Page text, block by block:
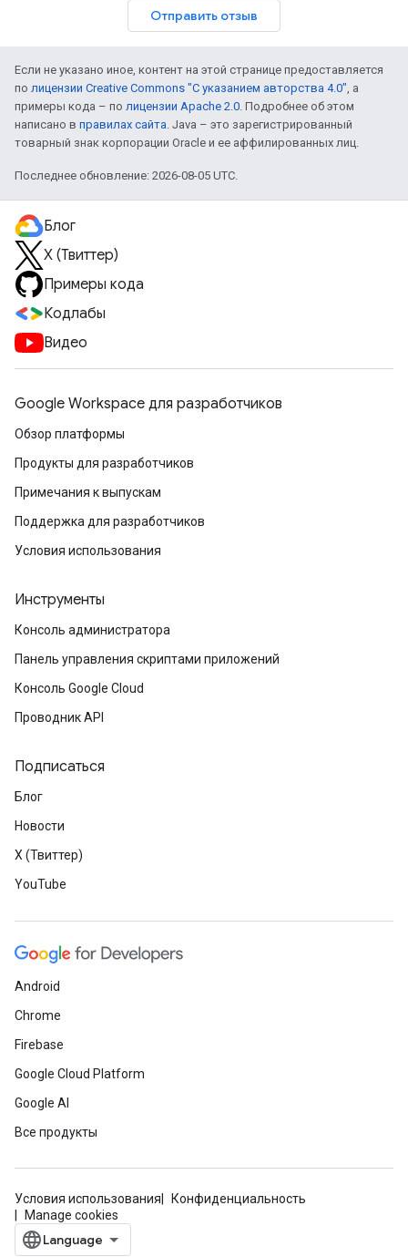
Отправить отзыв
Если не указано иное, контент на этой странице предоставляется
по лицензии Creative Commons "С указанием авторства 4.0", а
примеры кода – по лицензии Apache 2.0. Подробнее об этом
написано в правилах сайта. Java – это зарегистрированный
товарный знак корпорации Oracle и ее аффилированных лиц.
Последнее обновление: 2026-08-05 UTC.
Блог
X (Твиттер)
Примеры кода
Кодлабы
Видео
Google Workspace для разработчиков
Обзор платформы
Продукты для разработчиков
Примечания к выпускам
Поддержка для разработчиков
Условия использования
Инструменты
Консоль администратора
Панель управления скриптами приложений
Консоль Google Cloud
Проводник API
Подписаться
Блог
Новости
X (Твиттер)
YouTube
Android
Chrome
Firebase
Google Cloud Platform
Google AI
Все продукты
Условия использования
Конфиденциальность
Manage cookies